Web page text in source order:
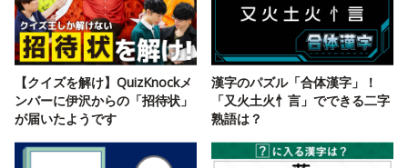
【クイズを解け】QuizKnockメ
ンバーに伊沢からの「招待状」
が届いたようです
漢字のパズル「合体漢字」！
「又火土火忄言」でできる二字
熟語は？